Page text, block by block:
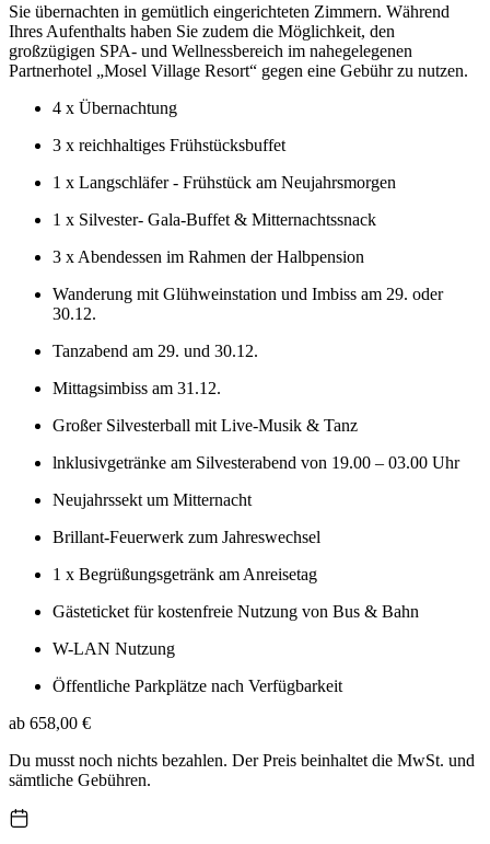
Sie übernachten in gemütlich eingerichteten Zimmern. Während
Ihres Aufenthalts haben Sie zudem die Möglichkeit, den
großzügigen SPA- und Wellnessbereich im nahegelegenen
Partnerhotel „Mosel Village Resort“ gegen eine Gebühr zu nutzen.
4 x Übernachtung
3 x reichhaltiges Frühstücksbuffet
1 x Langschläfer - Frühstück am Neujahrsmorgen
1 x Silvester- Gala-Buffet & Mitternachtssnack
3 x Abendessen im Rahmen der Halbpension
Wanderung mit Glühweinstation und Imbiss am 29. oder
30.12.
Tanzabend am 29. und 30.12.
Mittagsimbiss am 31.12.
Großer Silvesterball mit Live-Musik & Tanz
lnklusivgetränke am Silvesterabend von 19.00 – 03.00 Uhr
Neujahrssekt um Mitternacht
Brillant-Feuerwerk zum Jahreswechsel
1 x Begrüßungsgetränk am Anreisetag
Gästeticket für kostenfreie Nutzung von Bus & Bahn
W-LAN Nutzung
Öffentliche Parkplätze nach Verfügbarkeit
ab 658,00 €
Du musst noch nichts bezahlen. Der Preis beinhaltet die MwSt. und
sämtliche Gebühren.